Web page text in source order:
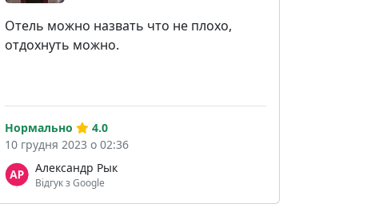
Отель можно назвать что не плохо,
отдохнуть можно.
Александр Рык
Відгук з Google
Нормально
4.0
10 грудня 2023 о 02:36